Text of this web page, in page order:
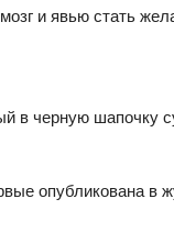
и явью стать
в черную шапочку
опубликована в